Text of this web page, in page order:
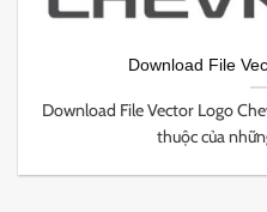
Download File
Download File Vector Logo
thuộc của